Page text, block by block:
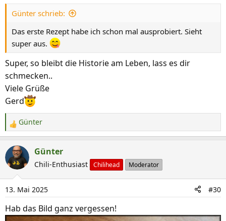
n
e
n
Günter schrieb:
Das erste Rezept habe ich schon mal ausprobiert. Sieht
super aus.
Super, so bleibt die Historie am Leben, lass es dir
schmecken..
Viele Grüße
Gerd
R
e
a
k
t
i
o
n
e
Günter
Günter
Chili-Enthusiast Chilihead Moderator
13. Mai 2025 #30
Hab das Bild ganz vergessen!